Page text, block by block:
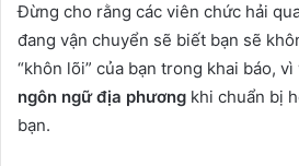
Đừng cho rằng các viên chức hải
đang vận chuyển sẽ biết bạn sẽ
“khôn lõi” của bạn trong khai báo, vì
ngôn ngữ địa phương khi chuẩn bị
bạn.